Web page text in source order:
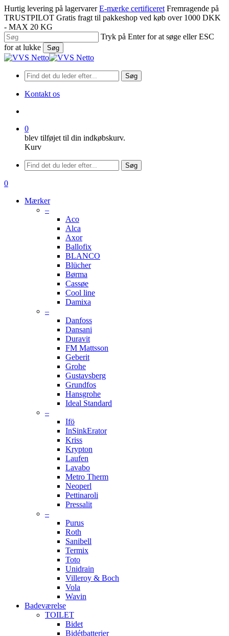
Spring
til
hovedindhold
Hurtig levering på lagervarer E-mærke certificeret Fremragende på
TRUSTPILOT Gratis fragt til pakkeshop ved køb over 1000 DKK
- MAX 20 KG
Tryk på Enter for at søge eller ESC
for at lukke
Søg
Luk
Søg
Kontakt os
0
blev tilføjet til din indkøbskurv.
Kurv
Menu
Søg
søge
0
Mærker
–
Aco
Alca
Axor
Ballofix
BLANCO
Blücher
Børma
Cassøe
Cool line
Damixa
–
Danfoss
Dansani
Duravit
FM Mattsson
Geberit
Grohe
Gustavsberg
Grundfos
Hansgrohe
Ideal Standard
–
Ifö
InSinkErator
Kriss
Krypton
Laufen
Lavabo
Metro Therm
Neoperl
Pettinaroli
Pressalit
–
Purus
Roth
Sanibell
Termix
Toto
Unidrain
Villeroy & Boch
Vola
Wavin
Badeværelse
TOILET
Bidet
Bidétbatterier